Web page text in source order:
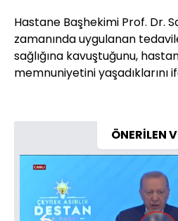
Hastane Başhekimi Prof. Dr.
zamanında uygulanan
sağlığına kavuştuğunu,
memnuniyetini yaşadıklarını
ÖNERİLEN